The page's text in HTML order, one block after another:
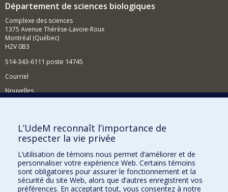
Département de sciences biologiques
Complexe des sciences
1375 Avenue Thérèse-Lavoie-Roux
Montréal (Québec)
H2V 0B3
514-343-6111 poste 14745
Courriel
Nouvelles
Comment soutenir le Département?
BESOIN D'AIDE?
Plan du site
Signaler une erreur
Accessibilité
L’UdeM reconnaît l’importance de
respecter la vie privée
L’utilisation de témoins nous permet d’améliorer et de
personnaliser votre expérience Web. Certains témoins
sont obligatoires pour assurer le fonctionnement et la
sécurité du site Web, alors que d’autres enregistrent vos
préférences. En acceptant tout, vous consentez à notre